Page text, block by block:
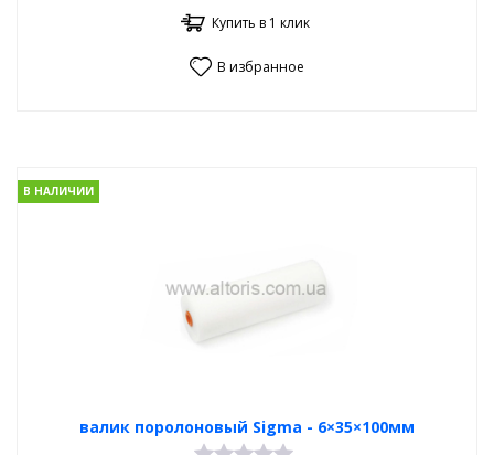
Купить в 1 клик
В избранное
валик поролоновый Sigma - 6×35×100мм
В НАЛИЧИИ